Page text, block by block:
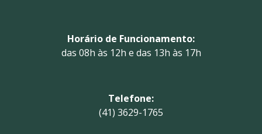
Horário de Funcionamento:
das 08h às 12h e das 13h às 17h
Telefone:
(41) 3629-1765